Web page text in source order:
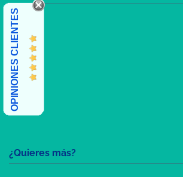
¿Quieres más?
OPINIONES CLIENTES